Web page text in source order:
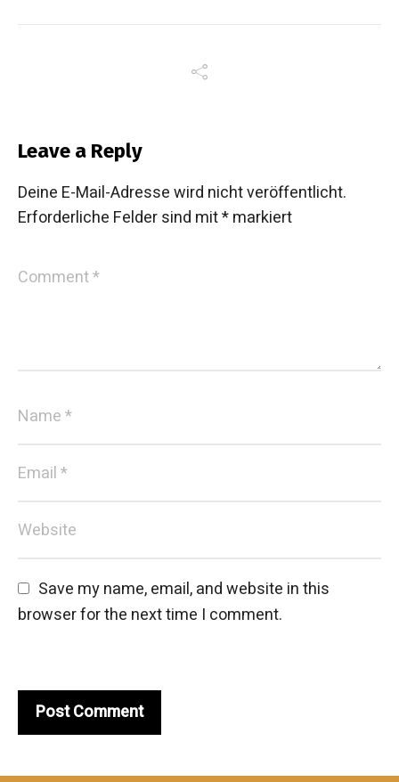
Leave a Reply
Deine E-Mail-Adresse wird nicht veröffentlicht.
Erforderliche Felder sind mit*markiert
Save my name, email, and website in this
browser for the next time I comment.